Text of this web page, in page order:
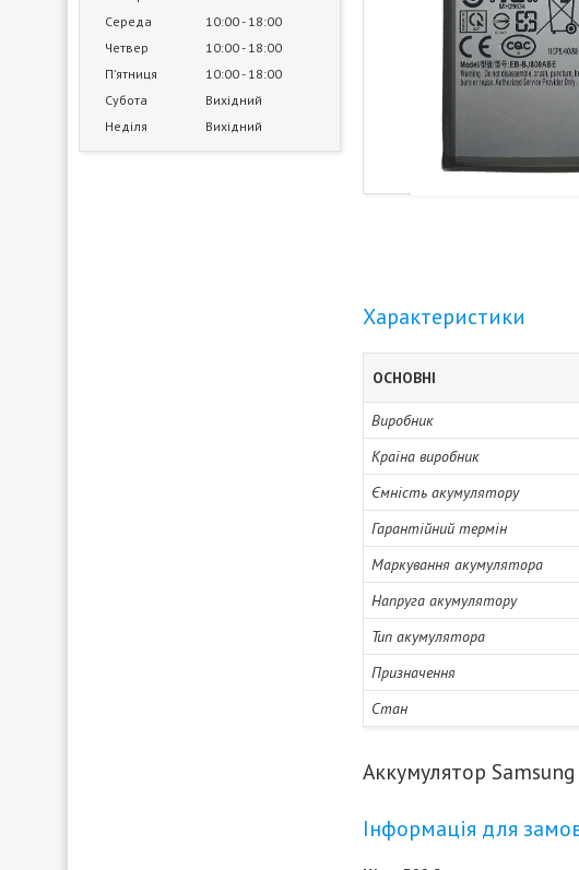
Середа
10:00 18:00
Четвер
10:00 18:00
Пʼятниця
10:00 18:00
Субота
Вихідний
Неділя
Вихідний
Характеристики
ОСНОВНІ
Виробник
Країна виробник
Ємність акумулятору
Гарантійний термін
Маркування акумулятора
Напруга акумулятору
Тип акумулятора
Призначення
Стан
Аккумулятор
Інформація для